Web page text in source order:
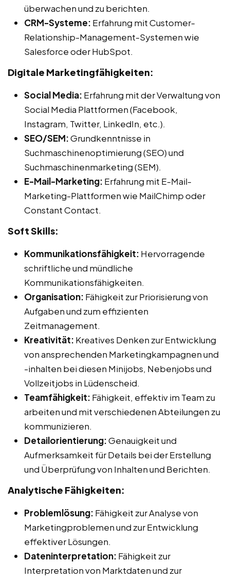
überwachen und zu berichten.
CRM-Systeme: Erfahrung mit Customer-
Relationship-Management-Systemen wie
Salesforce oder HubSpot.
Digitale Marketingfähigkeiten:
Social Media: Erfahrung mit der Verwaltung von
Social Media Plattformen (Facebook,
Instagram, Twitter, LinkedIn, etc.).
SEO/SEM:Grundkenntnisse in
Suchmaschinenoptimierung (SEO) und
Suchmaschinenmarketing (SEM).
E-Mail-Marketing: Erfahrung mit E-Mail-
Marketing-Plattformen wie MailChimp oder
Constant Contact.
Soft Skills:
Kommunikationsfähigkeit: Hervorragende
schriftliche und mündliche
Kommunikationsfähigkeiten.
Organisation: Fähigkeit zur Priorisierung von
Aufgaben und zum effizienten
Zeitmanagement.
Kreativität: Kreatives Denken zur Entwicklung
von ansprechenden Marketingkampagnen und
-inhalten bei diesen Minijobs, Nebenjobs und
Vollzeitjobs in Lüdenscheid.
Teamfähigkeit: Fähigkeit, effektiv im Team zu
arbeiten und mit verschiedenen Abteilungen zu
kommunizieren.
Detailorientierung:Genauigkeit und
Aufmerksamkeit für Details bei der Erstellung
und Überprüfung von Inhalten und Berichten.
Analytische Fähigkeiten:
Problemlösung: Fähigkeit zur Analyse von
Marketingproblemen und zur Entwicklung
effektiver Lösungen.
Dateninterpretation: Fähigkeit zur
Interpretation von Marktdaten und zur